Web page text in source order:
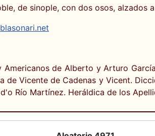
de sinople, con dos osos, alzados
blasonari.net
de Alberto y Arturo
Vicente de Cadenas y Vicent.
Río Martínez. Heráldica de los